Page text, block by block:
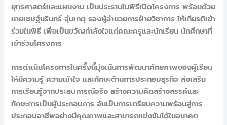
ยุทธศาสตร์และแผนงาน เป็นประธานในพิธีเปิดโครงการ พร้อมด้วย
นายเชษฐ์นรินทร์ จุ่นเกตุ รองผู้อำนวยการฝ่ายวิชาการ ให้เกียรติเข้า
ร่วมในพิธี เพื่อเป็นขวัญกำลังใจแก่คณะครูและนักเรียน นักศึกษาที่
เข้าร่วมโครงการ
การดำเนินโครงการในครั้งนี้มุ่งเน้นการพัฒนาศักยภาพของผู้เรียน
ให้มีความรู้ ความเข้าใจ และทักษะด้านการประกอบธุรกิจ ส่งเสริม
การเรียนรู้จากประสบการณ์จริง สร้างความคิดสร้างสรรค์และ
ทักษะการเป็นผู้ประกอบการ อันเป็นการเตรียมความพร้อมสู่การ
ประกอบอาชีพอย่างมีคุณภาพและสามารถแข่งขันได้ในอนาคต